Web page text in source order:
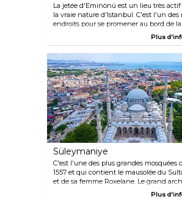
La jetée d'Eminönü est un lieu très
la vraie nature d'Istanbul. C'est l'un des
endroits pour se promener au bord de
les habitants aller à la pêche chaque
traditionnels sandwichs au poisson. La
d'Eminönü possède une atmosphère
véritable et certains prétendent que
du Vieil Istanbul.
Plus
Süleymaniye
C'est l'une des plus grandes mosquées
1557 et qui contient le mausolée du
et de sa femme Roxelane. Le grand
Sinan a construit plusieurs mosquées à
Plus